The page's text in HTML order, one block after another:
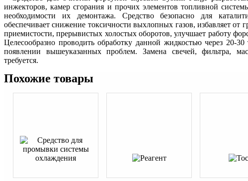
инжекторов, камер сгорания и прочих элементов топливной
необходимости их демонтажа. Средство безопасно для
обеспечивает снижение токсичности выхлопных газов, избавляет от
приемистости, прерывистых холостых оборотов, улучшает работу
Целесообразно проводить обработку данной жидкостью через 20-
появлении вышеуказанных проблем. Замена свечей, фильтра,
требуется.
Похожие товары